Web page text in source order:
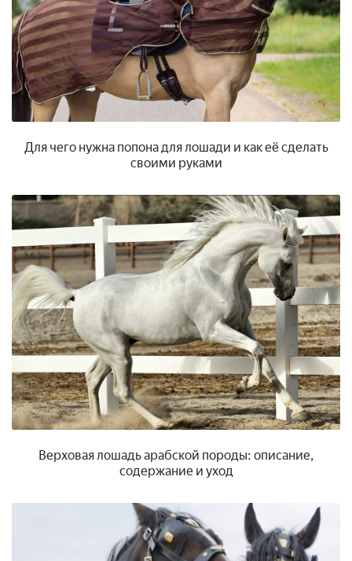
Для чего нужна попона для лошади и как её сделать
своими руками
Верховая лошадь арабской породы: описание,
содержание и уход